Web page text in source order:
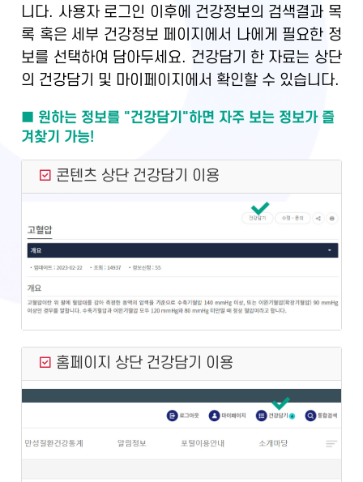
니다. 사용자 로그인 이후에 건강정보의 검색결과 목
록 혹은 세부 건강정보 페이지에서 나에게 필요한 정
보를 선택하여 담아두세요. 건강담기 한 자료는 상단
의 건강담기 및 마이페이지에서 확인할 수 있습니다.
■ 원하는 정보를 "건강담기"하면 자주 보는 정보가 즐
겨찾기 가능!
콘텐츠 상단 건강담기 이용
홈페이지 상단 건강담기 이용